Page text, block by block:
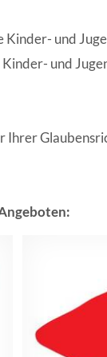
und
und
Ihrer